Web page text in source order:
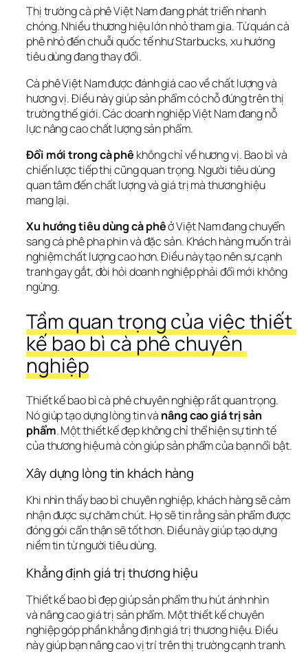
Thị trường cà phê Việt Nam đang phát triển nhanh
chóng. Nhiều thương hiệu lớn nhỏ tham gia. Từ quán cà
phê nhỏ đến chuỗi quốc tế như Starbucks, xu hướng
tiêu dùng đang thay đổi.
Cà phê Việt Nam được đánh giá cao về chất lượng và
hương vị. Điều này giúp sản phẩm có chỗ đứng trên thị
trường thế giới. Các doanh nghiệp Việt Nam đang nỗ
lực nâng cao chất lượng sản phẩm.
Đổi mới trong cà phê không chỉ về hương vị. Bao bì và
chiến lược tiếp thị cũng quan trọng. Người tiêu dùng
quan tâm đến chất lượng và giá trị mà thương hiệu
mang lại.
Xu hướng tiêu dùng cà phê ở Việt Nam đang chuyển
sang cà phê pha phin và đặc sản. Khách hàng muốn trải
nghiệm chất lượng cao hơn. Điều này tạo nên sự cạnh
tranh gay gắt, đòi hỏi doanh nghiệp phải đổi mới không
ngừng.
Tầm quan trọng của việc thiết
kế bao bì cà phê chuyên
nghiệp
Thiết kế bao bì cà phê chuyên nghiệp rất quan trọng.
Nó giúp tạo dựng lòng tin và nâng cao giá trị sản
phẩm. Một thiết kế đẹp không chỉ thể hiện sự tinh tế
của thương hiệu mà còn giúp sản phẩm của bạn nổi bật.
Xây dựng lòng tin khách hàng
Khi nhìn thấy bao bì chuyên nghiệp, khách hàng sẽ cảm
nhận được sự chăm chút. Họ sẽ tin rằng sản phẩm được
đóng gói cẩn thận sẽ tốt hơn. Điều này giúp tạo dựng
niềm tin từ người tiêu dùng.
Khẳng định giá trị thương hiệu
Thiết kế bao bì đẹp giúp sản phẩm thu hút ánh nhìn
và nâng cao giá trị sản phẩm. Một thiết kế chuyên
nghiệp góp phần khẳng định giá trị thương hiệu. Điều
này giúp bạn nâng cao vị trí trên thị trường cạnh tranh.